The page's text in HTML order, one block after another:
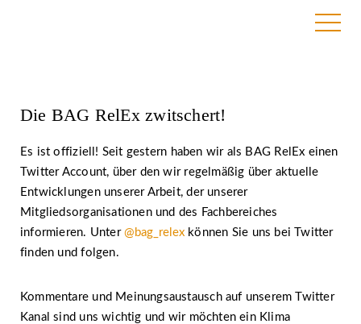
Die BAG RelEx zwitschert!
Es ist offiziell! Seit gestern haben wir als BAG RelEx einen
Twitter Account, über den wir regelmäßig über aktuelle
Entwicklungen unserer Arbeit, der unserer
Mitgliedsorganisationen und des Fachbereiches
informieren. Unter @bag_relex können Sie uns bei Twitter
finden und folgen.
Kommentare und Meinungsaustausch auf unserem Twitter
Kanal sind uns wichtig und wir möchten ein Klima